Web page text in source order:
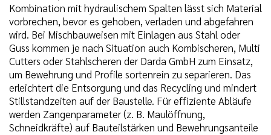
Kombination mit hydraulischem Spalten lässt sich Material
vorbrechen, bevor es gehoben, verladen und abgefahren
wird. Bei Mischbauweisen mit Einlagen aus Stahl oder
Guss kommen je nach Situation auch Kombischeren, Multi
Cutters oder Stahlscheren der Darda GmbH zum Einsatz,
um Bewehrung und Profile sortenrein zu separieren. Das
erleichtert die Entsorgung und das Recycling und mindert
Stillstandzeiten auf der Baustelle. Für effiziente Abläufe
werden Zangenparameter (z. B. Maulöffnung,
Schneidkräfte) auf Bauteilstärken und Bewehrungsanteile